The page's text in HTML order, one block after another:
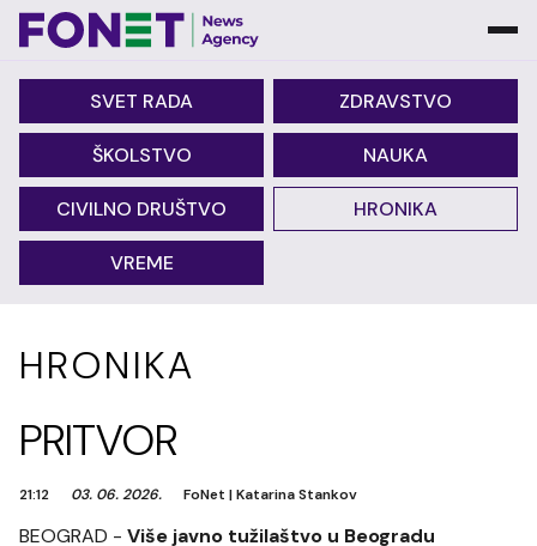
SVET RADA ZDRAVSTVO
ŠKOLSTVO NAUKA
CIVILNO DRUŠTVO HRONIKA
VREME
HRONIKA
PRITVOR
21:12 03. 06. 2026. FoNet |Katarina Stankov
BEOGRAD - Više javno tužilaštvo u Beogradu